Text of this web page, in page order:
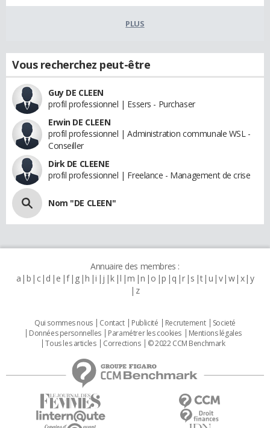
PLUS
Vous recherchez peut-être
Guy DE CLEEN
profil professionnel | Essers - Purchaser
Erwin DE CLEEN
profil professionnel | Administration communale WSL -
Conseiller
Dirk DE CLEENE
profil professionnel | Freelance - Management de crise
Nom "DE CLEEN"
Annuaire des membres :
a b c d e f g h i j k l m n o p q r s t u v w x y
z
Qui sommes nous Contact Publicité Recrutement
Societé
Données personnelles
Paramétrer les cookies
Mentions légales
Tous les articles
Corrections © 2022 CCM Benchmark